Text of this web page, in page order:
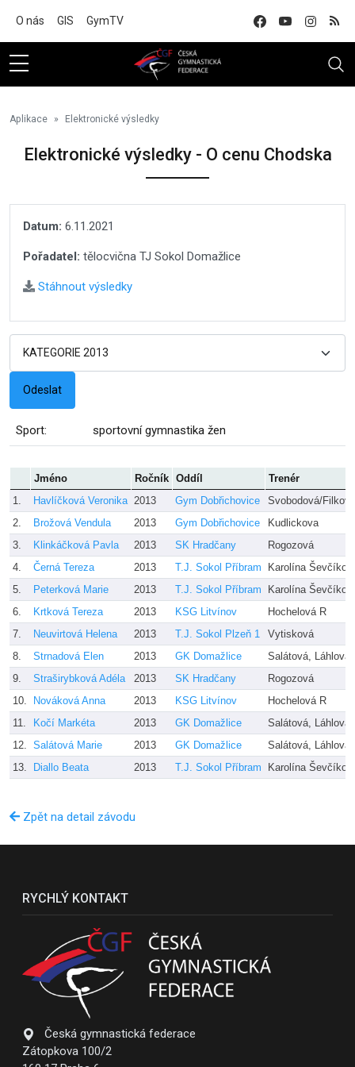
O nás GIS GymTV
Aplikace Elektronické výsledky
Elektronické výsledky - O cenu Chodska
Datum: 6.11.2021
Pořadatel: tělocvična TJ Sokol Domažlice
Stáhnout výsledky
Sport: sportovní gymnastika žen
Jméno Ročník Oddíl
Trenér
1.
Havlíčková Veronika 2013 Gym Dobřichovice
Svobodová/Filková
2.
Brožová Vendula 2013 Gym Dobřichovice
Kudlickova
3.
Klinkáčková Pavla 2013 SK Hradčany
Rogozová
4.
Černá Tereza 2013 T.J. Sokol Příbram
Karolína
5.
Peterková Marie 2013 T.J. Sokol Příbram
Karolína
6.
Krtková Tereza 2013 KSG Litvínov
Hochelová R
7.
Neuvirtová Helena 2013 T.J. Sokol Plzeň 1
Vytisková
8.
Strnadová Elen 2013 GK Domažlice
Salátová, Láhlová
9.
Straširybková Adéla 2013 SK Hradčany
Rogozová
10.
Nováková Anna 2013 KSG Litvínov
Hochelová R
11.
Kočí Markéta 2013 GK Domažlice
Salátová, Láhlová
12. Salátová Marie 2013 GK Domažlice
Salátová, Láhlová
13.
Diallo Beata 2013 T.J. Sokol Příbram Karolína
Zpět na detail závodu
RYCHLÝ KONTAKT
Česká gymnastická federace
Zátopkova 100/2